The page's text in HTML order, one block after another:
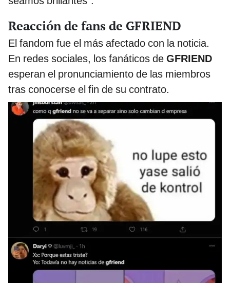
Reacción de fans de GFRIEND
El fandom fue el más afectado con la noticia.
En redes sociales, los fanáticos de GFRIEND
esperan el pronunciamiento de las miembros
tras conocerse el fin de su contrato.